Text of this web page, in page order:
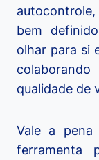
bem
olhar para si
qualidade de
Vale a pena
ferramenta